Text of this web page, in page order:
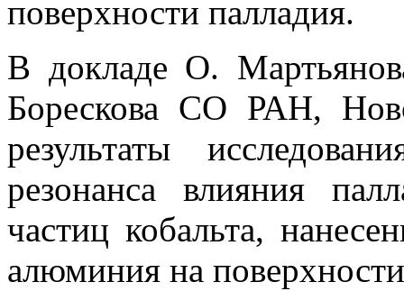
поверхности палладия.
В докладе О.
Борескова СО РАН,
результаты
резонанса влияния
частиц кобальта,
алюминия на